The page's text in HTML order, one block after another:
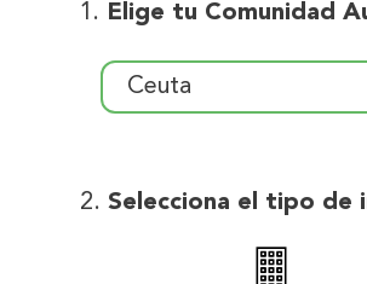
Elige tu Comunidad
Selecciona el tipo de